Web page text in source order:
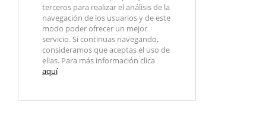
terceros para realizar el análisis de la
navegación de los usuarios y de este
modo poder ofrecer un mejor
servicio. Si continuas navegando,
consideramos que aceptas el uso de
ellas. Para más información clica
aquí